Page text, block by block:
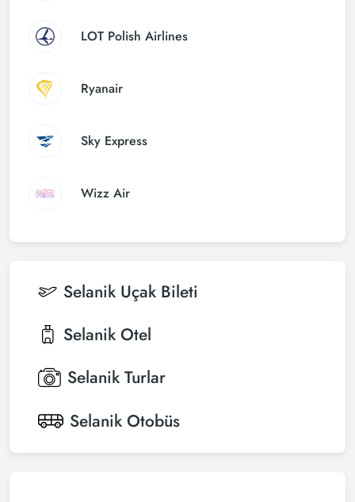
LOT Polish Airlines
Ryanair
Sky Express
Wizz Air
Selanik Uçak Bileti
Selanik Otel
Selanik Turlar
Selanik Otobüs